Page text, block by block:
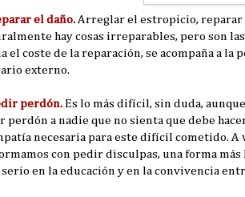
el daño. Arreglar el estropicio, reparar
hay cosas irreparables, pero son
el coste de la reparación, se acompaña a la
externo.
perdón. Es lo más difícil, sin duda,
perdón a nadie que no sienta que debe
necesaria para este difícil cometido. A
con pedir disculpas, una forma
en la educación y en la convivencia